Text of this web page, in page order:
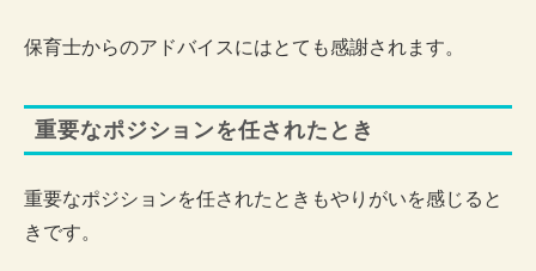
保育士からのアドバイスにはとても感謝されます。
重要なポジションを任されたとき
重要なポジションを任されたときもやりがいを感じると
きです。